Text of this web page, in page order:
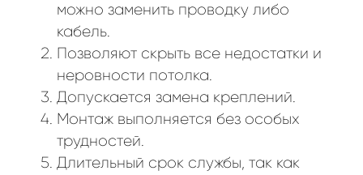
можно заменить проводку либо
кабель.
Позволяют скрыть все недостатки и
неровности потолка.
Допускается замена креплений.
Монтаж выполняется без особых
трудностей.
Длительный срок службы, так как